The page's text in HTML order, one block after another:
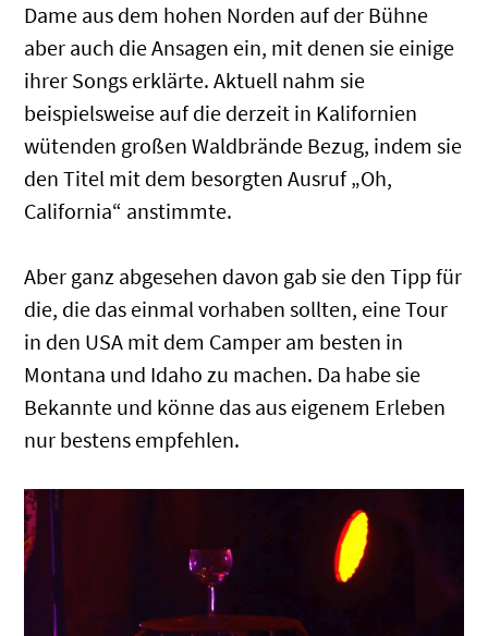
Dame aus dem hohen Norden auf der Bühne
aber auch die Ansagen ein, mit denen sie einige
ihrer Songs erklärte. Aktuell nahm sie
beispielsweise auf die derzeit in Kalifornien
wütenden großen Waldbrände Bezug, indem sie
den Titel mit dem besorgten Ausruf „Oh,
California“ anstimmte.
Aber ganz abgesehen davon gab sie den Tipp für
die, die das einmal vorhaben sollten, eine Tour
in den USA mit dem Camper am besten in
Montana und Idaho zu machen. Da habe sie
Bekannte und könne das aus eigenem Erleben
nur bestens empfehlen.